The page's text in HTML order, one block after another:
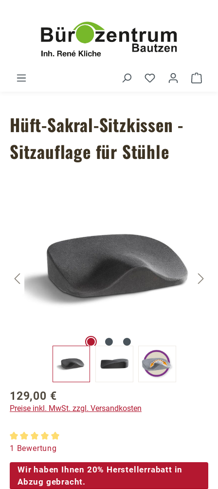
Du hast 0
Hüft-Sakral-Sitzkissen -
Sitzauflage für Stühle
Regulärer Preis:
129,00 €
Preise inkl. MwSt. zzgl. Versandkosten
Durchschnittliche Bewertung von 5 von 5 Sternen
1 Bewertung
Wir haben Ihnen 20% Herstellerrabatt in
Abzug gebracht.